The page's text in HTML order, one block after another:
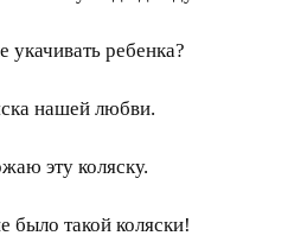
укачивать ребенка?
нашей любви.
эту коляску.
было такой коляски!